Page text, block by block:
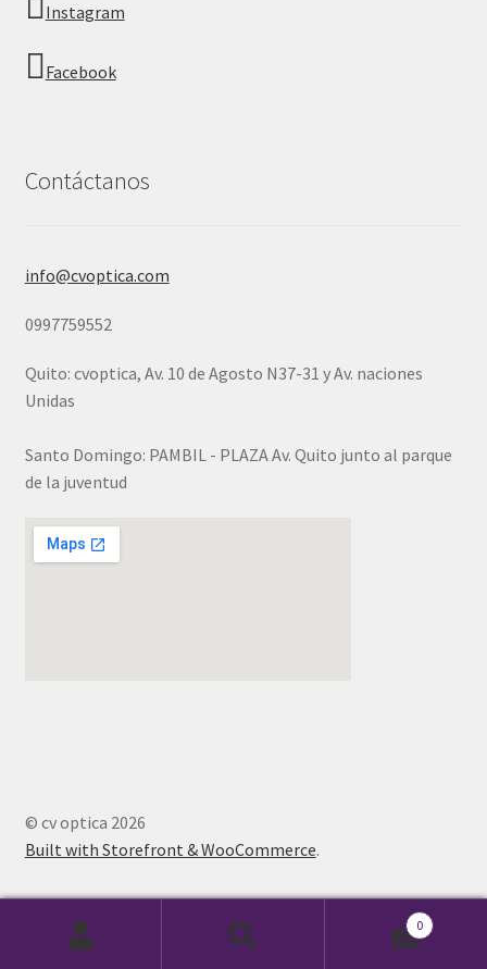
Instagram
Facebook
Contáctanos
info@cvoptica.com
0997759552
Quito: cvoptica, Av. 10 de Agosto N37-31 y Av. naciones
Unidas
Santo Domingo: PAMBIL - PLAZA Av. Quito junto al parque
de la juventud
© cv optica 2026
Built with Storefront & WooCommerce.
0